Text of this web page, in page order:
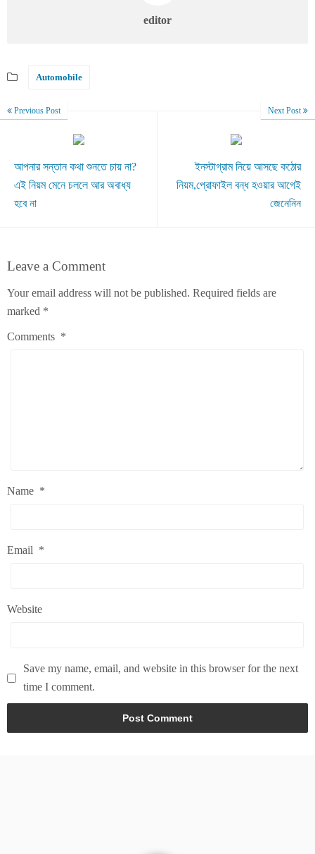
editor
Automobile
Previous Post
আপনার সন্তান কথা শুনতে চায় না?
এই নিয়ম মেনে চললে আর অবাধ্য
হবে না
Next Post
ইনস্টাগ্রাম নিয়ে আসছে কঠোর
নিয়ম,প্রোফাইল বন্ধ হওয়ার আগেই
জেনেনিন
Leave a Comment
Your email address will not be published. Required fields are
marked *
Comments *
Name *
Email *
Website
Save my name, email, and website in this browser for the next
time I comment.